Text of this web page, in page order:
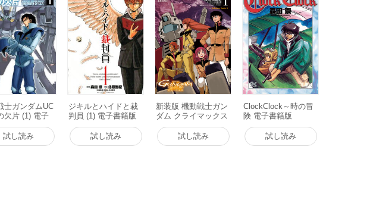
士ガンダムUC
欠片 (1) 電子
試し読み
ジキルとハイドと裁
判員 (1) 電子書籍版
試し読み
新装版 機動戦士ガン
ダム クライマックス
U.C. 紡がれし血統(1)
電子書籍版
試し読み
ClockClock～時の冒
険 電子書籍版
試し読み